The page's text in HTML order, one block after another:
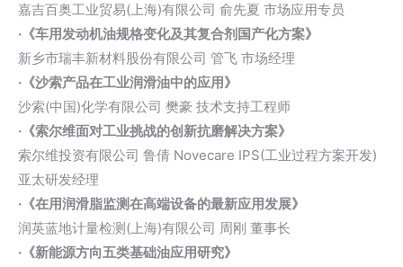
嘉吉百奥工业贸易(上海)有限公司 俞先夏 市场应用专员
·《车用发动机油规格变化及其复合剂国产化方案》
新乡市瑞丰新材料股份有限公司 管飞 市场经理
·《沙索产品在工业润滑油中的应用》
沙索(中国)化学有限公司 樊豪 技术支持工程师
·《索尔维面对工业挑战的创新抗磨解决方案》
索尔维投资有限公司 鲁倩 Novecare IPS(工业过程方案开发)
亚太研发经理
·《在用润滑脂监测在高端设备的最新应用发展》
润英蓝地计量检测(上海)有限公司 周刚 董事长
·《新能源方向五类基础油应用研究》